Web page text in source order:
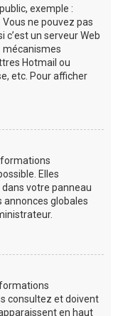
exemple :
ne pouvez pas
c’est un serveur Web
mécanismes
Hotmail ou
etc. Pour afficher
Elles
votre panneau
annonces globales
consultez et doivent
en haut